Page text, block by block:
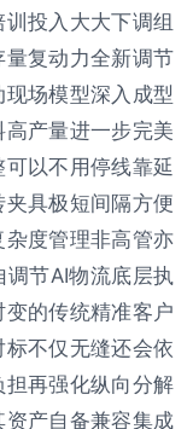
投入大大下调组
复动力全新调节
场模型深入成型
产量进一步完美
以不用停线靠延
具极短间隔方便
度管理非高管亦
节AI物流底层执
的传统精准客户
不仅无缝还会依
再强化纵向分解
产自备兼容集成